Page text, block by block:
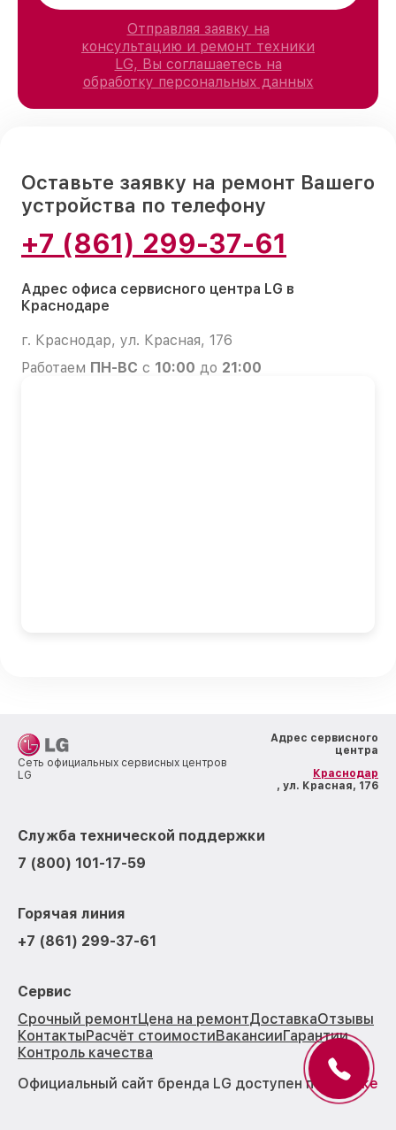
Отправляя заявку на
консультацию и ремонт техники
LG, Вы соглашаетесь на
обработку персональных данных
Оставьте заявку на ремонт Вашего
устройства по телефону
+7 (861) 299-37-61
Адрес офиса сервисного центра LG в
Краснодаре
г. Краснодар, ул. Красная, 176
Работаем ПН-ВС с 10:00 до 21:00
Сеть официальных сервисных центров
LG
Адрес сервисного
центра
Краснодар
, ул. Красная, 176
Служба технической поддержки
7 (800) 101-17-59
Горячая линия
+7 (861) 299-37-61
Сервис
Срочный ремонтЦена на ремонтДоставкаОтзывы
КонтактыРасчёт стоимостиВакансииГарантии
Контроль качества
Официальный сайт бренда LG доступен по
ссылке